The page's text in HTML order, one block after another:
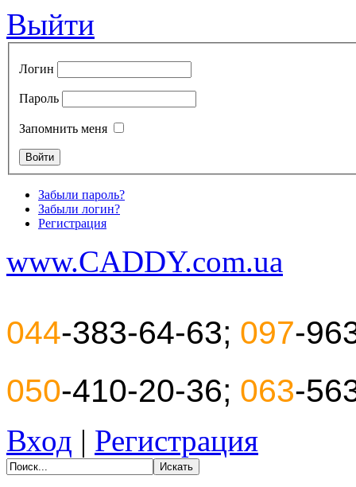
Выйти
Логин
Пароль
Запомнить меня
Забыли пароль?
Забыли логин?
Регистрация
www.CADDY.com.ua
044-383-64-63; 097-
050-410-20-36; 063-
Вход | Регистрация